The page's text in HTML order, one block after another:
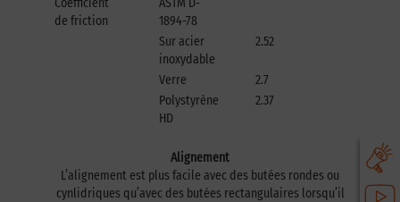
de friction
1894-78
Sur acier
inoxydable
2.52
Verre 2.7
Polystyrène
HD
2.37
Alignement
L’alignement est plus facile avec des butées rondes ou
cynlidriques qu’avec des butées rectangulaires lorsqu’il